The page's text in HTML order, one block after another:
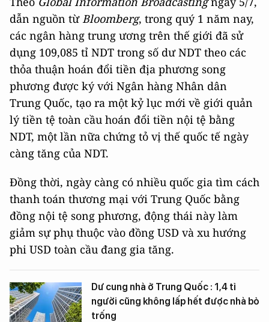
dẫn nguồn từ Bloomberg, trong quý 1 năm nay,
các ngân hàng trung ương trên thế giới đã sử
dụng 109,085 tỉ NDT trong số dư NDT theo các
thỏa thuận hoán đổi tiền địa phương song
phương được ký với Ngân hàng Nhân dân
Trung Quốc, tạo ra một kỷ lục mới về giới quản
lý tiền tệ toàn cầu hoán đổi tiền nội tệ bằng
NDT, một lần nữa chứng tỏ vị thế quốc tế ngày
càng tăng của NDT.
Đồng thời, ngày càng có nhiều quốc gia tìm cách
thanh toán thương mại với Trung Quốc bằng
đồng nội tệ song phương, động thái này làm
giảm sự phụ thuộc vào đồng USD và xu hướng
phi USD toàn cầu đang gia tăng.
Dư cung nhà ở Trung Quốc : 1,4 tỉ
người cũng không lấp hết được nhà bỏ
trống